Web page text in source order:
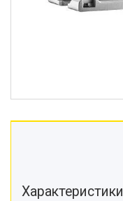
Характеристики